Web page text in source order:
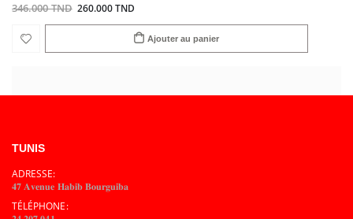
346.000 TND 260.000 TND
Ajouter au panier
TUNIS
ADRESSE:
𝟒𝟕 𝐀𝐯𝐞𝐧𝐮𝐞 𝐇𝐚𝐛𝐢𝐛 𝐁𝐨𝐮𝐫𝐠𝐮𝐢𝐛𝐚
TÉLÉPHONE: